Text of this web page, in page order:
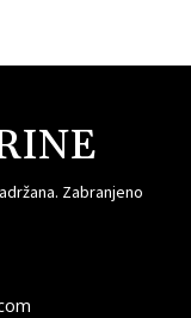
Zabranjeno